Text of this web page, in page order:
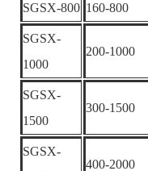
SGSX-800 160-800
SGSX-
1000
200-1000
SGSX-
1500
300-1500
SGSX-
400-2000